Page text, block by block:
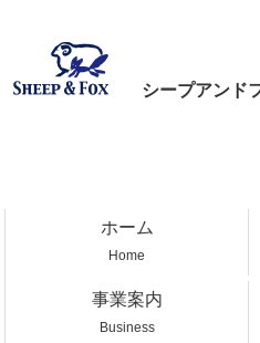
シープアンド
ホーム
Home
事業案内
Business